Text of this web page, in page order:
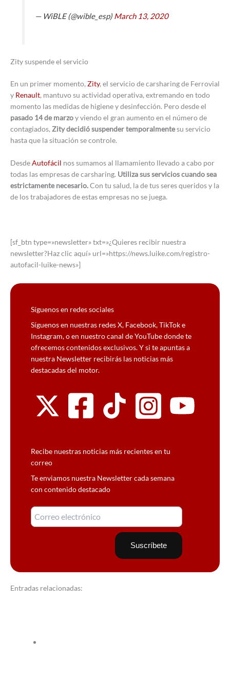
— WiBLE (@wible_esp) March 13, 2020
Zity suspende el servicio
En un primer momento, Zity, el servicio de carsharing de Ferrovial
y Renault, mantuvo su actividad operativa, extremando en todo
momento las medidas de higiene y desinfección. Pero desde el
pasado 14 de marzoy viendo el gran aumento en el número de
contagiados, Zity decidió suspender temporalmentesu servicio
hasta que la situación se controle.
DesdeAutofácil nos sumamos al llamamiento llevado a cabo por
todas las empresas de carsharing. Utiliza sus servicios cuando sea
estrictamente necesario.Con tu salud, la de tus seres queridos y la
de los trabajadores de estas empresas no se juega.
[sf_btn type=»newsletter» txt=»¿Quieres recibir nuestra
newsletter?Haz clic aquí» url=»https://news.luike.com/registro-
autofacil-luike-news»]
Síguenos en redes sociales
Síguenos en nuestras redes X, Facebook, TikTok e
Instagram, o en nuestro canal de YouTube donde te
ofrecemos contenidos exclusivos. Y si te apuntas a
nuestra Newsletter recibirás las noticias más
destacadas del motor.
Recibe nuestras noticias más recientes en tu
correo
Te enviamos nuestra Newsletter cada semana
con contenido destacado
Entradas relacionadas: